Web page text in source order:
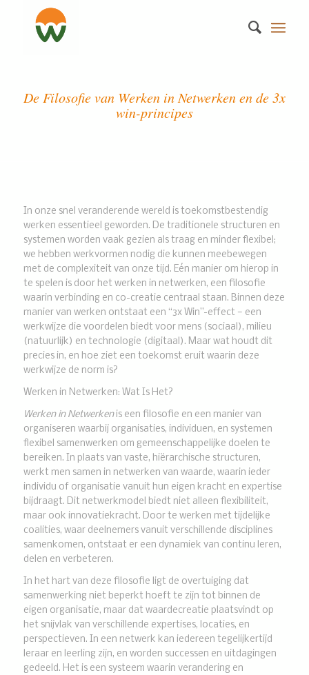
De Filosofie van Werken in Netwerken en de 3x
win-principes
In onze snel veranderende wereld is toekomstbestendig
werken essentieel geworden. De traditionele structuren en
systemen worden vaak gezien als traag en minder flexibel;
we hebben werkvormen nodig die kunnen meebewegen
met de complexiteit van onze tijd. Eén manier om hierop in
te spelen is door het werken in netwerken, een filosofie
waarin verbinding en co-creatie centraal staan. Binnen deze
manier van werken ontstaat een “3x Win”-effect — een
werkwijze die voordelen biedt voor mens (sociaal), milieu
(natuurlijk) en technologie (digitaal). Maar wat houdt dit
precies in, en hoe ziet een toekomst eruit waarin deze
werkwijze de norm is?
Werken in Netwerken: Wat Is Het?
Werken in Netwerkenis een filosofie en een manier van
organiseren waarbij organisaties, individuen, en systemen
flexibel samenwerken om gemeenschappelijke doelen te
bereiken. In plaats van vaste, hiërarchische structuren,
werkt men samen in netwerken van waarde, waarin ieder
individu of organisatie vanuit hun eigen kracht en expertise
bijdraagt. Dit netwerkmodel biedt niet alleen flexibiliteit,
maar ook innovatiekracht. Door te werken met tijdelijke
coalities, waar deelnemers vanuit verschillende disciplines
samenkomen, ontstaat er een dynamiek van continu leren,
delen en verbeteren.
In het hart van deze filosofie ligt de overtuiging dat
samenwerking niet beperkt hoeft te zijn tot binnen de
eigen organisatie, maar dat waardecreatie plaatsvindt op
het snijvlak van verschillende expertises, locaties, en
perspectieven. In een netwerk kan iedereen tegelijkertijd
leraar en leerling zijn, en worden successen en uitdagingen
gedeeld. Het is een systeem waarin verandering en